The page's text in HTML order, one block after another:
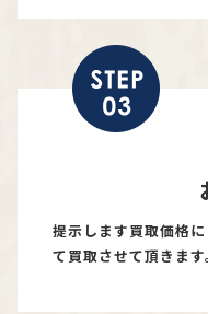
提示します買取価格
て買取させて頂きます